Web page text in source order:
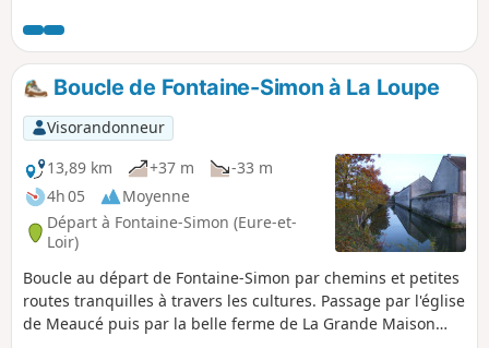
nommés ensuite Beatus Launomarus, puis, 12 ans plus
tard, alla s'établir sur les rives de la Corbionne près de
Moutiers-au-Perche.Cette boucle propose de parcourir les
alentours de Belhomert sur les pas du saint homme.
Passant d'abord devant l'entrée de l'abbaye qui succéda au
premier prieuré, le circuit suit les bords de l'Eure. Il atteint
l'orée de la Forêt de Senonches où des arbres étaient
encore récemment l'objet de rituels étranges.Après avoir
dominé la vallée à la sortie de la forêt, le circuit passe par le
charmant Étang de Fontaine-Aubert, toponyme rappelant,
comme à Fontaine-Simon ou aux Ressuintes, que de
nombreux lieux de culte païens avaient été établis près des
sources avant d'être christianisés par de pieux ermites.
Boucle de Fontaine-Simon à La Loupe
Visorandonneur
13,89 km
+37 m
-33 m
4h 05
Moyenne
Départ à Fontaine-Simon (Eure-et-
Loir)
Boucle au départ de Fontaine-Simon par chemins et petites
routes tranquilles à travers les cultures. Passage par l'église
de Meaucé puis par la belle ferme de La Grande Maison